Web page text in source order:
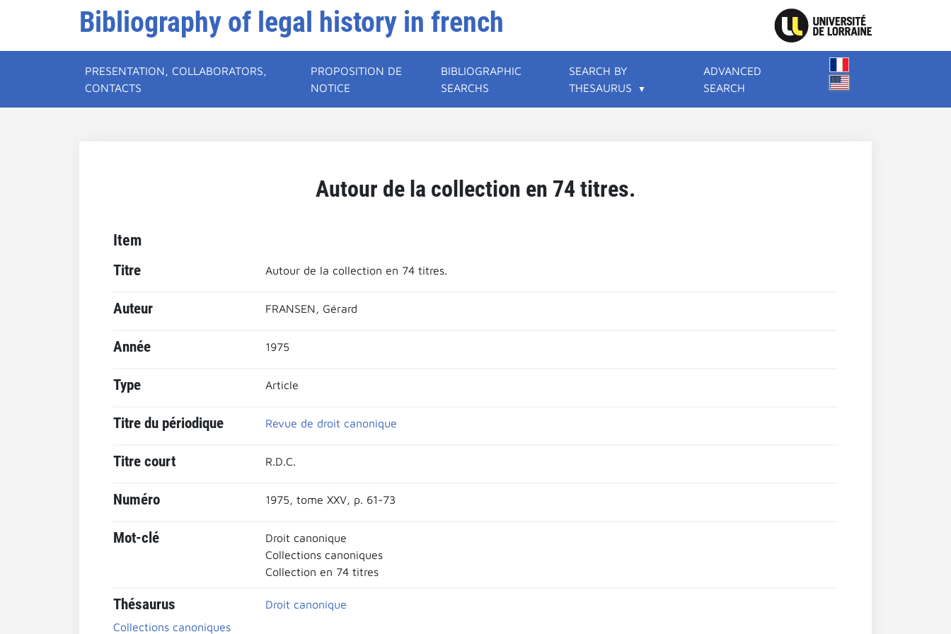
Bibliography of legal history in french
PRESENTATION, COLLABORATORS,
CONTACTS
PROPOSITION DE
NOTICE
BIBLIOGRAPHIC
SEARCHS
SEARCH BY
THESAURUS
ADVANCED
SEARCH
Autour de la collection en 74 titres.
Item
Titre Autour de la collection en 74 titres.
Auteur FRANSEN, Gérard
Année 1975
Type Article
Titre du périodique Revue de droit canonique
Titre court R.D.C.
Numéro 1975, tome XXV, p. 61-73
Mot-clé
Droit canonique
Collections canoniques
Collection en 74 titres
Thésaurus
Droit canonique
Collections canoniques